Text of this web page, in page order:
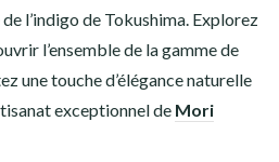
l’indigo de Tokushima. Explorez
l’ensemble de la gamme de
une touche d’élégance naturelle
exceptionnel de Mori